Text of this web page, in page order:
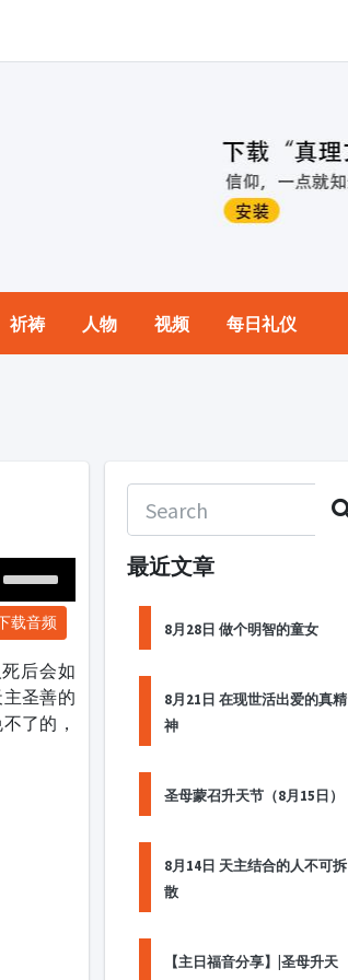
祈祷 人物 视频 每日礼仪
Arrow
to
increase
or
载音频
后会如
圣善的
了的，
最近文章
8月28日 做个明智的童女
8月21日 在现世活出爱的真精
神
圣母蒙召升天节（8月15日）
8月14日 天主结合的人不可拆
散
【主日福音分享】|圣母升天